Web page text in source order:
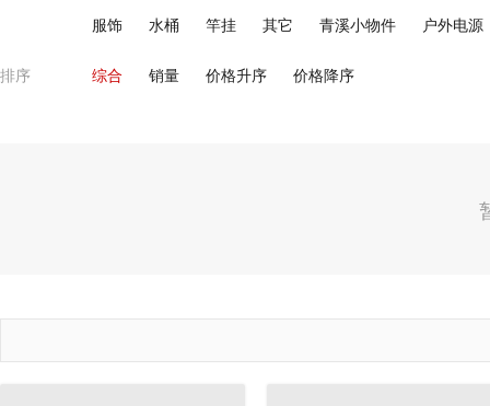
服饰
水桶 竿挂 其它 青溪小物件 户外电源
排序 综合 销量 价格升序 价格降序